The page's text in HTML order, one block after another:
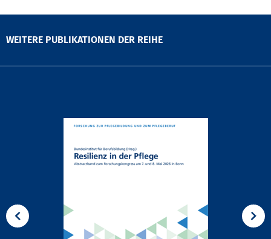
WEITERE PUBLIKATIONEN DER REIHE